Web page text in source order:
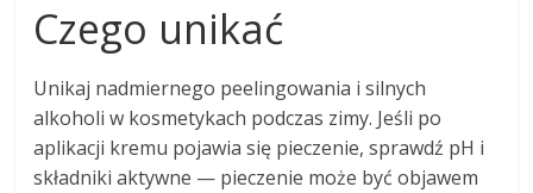
Czego unikać
Unikaj nadmiernego peelingowania i silnych
alkoholi w kosmetykach podczas zimy. Jeśli po
aplikacji kremu pojawia się pieczenie, sprawdź pH i
składniki aktywne — pieczenie może być objawem